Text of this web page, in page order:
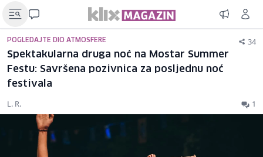
POGLEDAJTE DIO ATMOSFERE 34
Spektakularna druga noć na Mostar Summer
Festu: Savršena pozivnica za posljednu noć
festivala
L. R. 1